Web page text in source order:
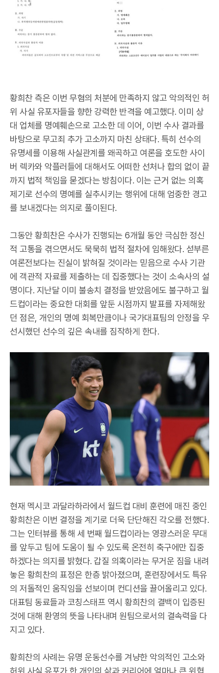
황희찬 측은 이번 무혐의 처분에 만족하지 않고 악의적인 허
위 사실 유포자들을 향한 강력한 반격을 예고했다. 이미 상
대 업체를 명예훼손으로 고소한 데 이어, 이번 수사 결과를
바탕으로 무고죄 추가 고소까지 마친 상태다. 특히 선수의
유명세를 이용해 사실관계를 왜곡하고 여론을 호도한 사이
버 렉카와 악플러들에 대해서도 어떠한 선처나 합의 없이 끝
까지 법적 책임을 묻겠다는 방침이다. 이는 근거 없는 의혹
제기로 선수의 명예를 실추시키는 행위에 대해 엄중한 경고
를 보내겠다는 의지로 풀이된다.
그동안 황희찬은 수사가 진행되는 6개월 동안 극심한 정신
적 고통을 겪으면서도 묵묵히 법적 절차에 임해왔다. 섣부른
여론전보다는 진실이 밝혀질 것이라는 믿음으로 수사 기관
에 객관적 자료를 제출하는 데 집중했다는 것이 소속사의 설
명이다. 지난달 이미 불송치 결정을 받았음에도 불구하고 월
드컵이라는 중요한 대회를 앞둔 시점까지 발표를 자제해왔
던 점은, 개인의 명예 회복만큼이나 국가대표팀의 안정을 우
선시했던 선수의 깊은 속내를 짐작하게 한다.
현재 멕시코 과달라하라에서 월드컵 대비 훈련에 매진 중인
황희찬은 이번 결정을 계기로 더욱 단단해진 각오를 전했다.
그는 인터뷰를 통해 세 번째 월드컵이라는 영광스러운 무대
를 앞두고 팀에 도움이 될 수 있도록 온전히 축구에만 집중
하겠다는 의지를 밝혔다. 갑질 의혹이라는 무거운 짐을 내려
놓은 황희찬의 표정은 한층 밝아졌으며, 훈련장에서도 특유
의 저돌적인 움직임을 선보이며 컨디션을 끌어올리고 있다.
대표팀 동료들과 코칭스태프 역시 황희찬의 결백이 입증된
것에 대해 환영의 뜻을 나타내며 원팀으로서의 결속력을 다
지고 있다.
황희찬의 사례는 유명 운동선수를 겨냥한 악의적인 고소와
허위 사실 유포가 한 개인의 삶과 커리어에 얼마나 큰 위협